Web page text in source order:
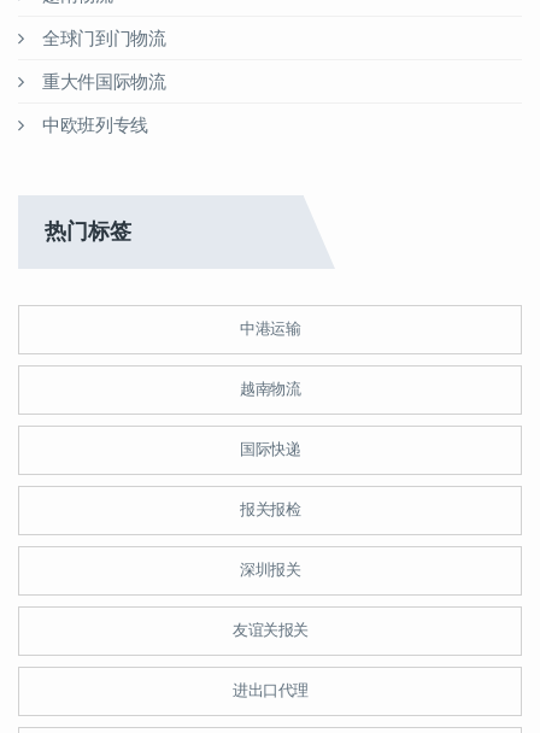
全球门到门物流
重大件国际物流
中欧班列专线
热门标签
中港运输
越南物流
国际快递
报关报检
深圳报关
友谊关报关
进出口代理